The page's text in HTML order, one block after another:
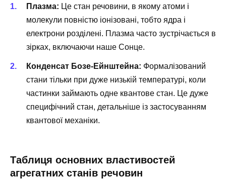
Плазма: Це стан речовини, в якому атоми і
молекули повністю іонізовані, тобто ядра і
електрони розділені. Плазма часто зустрічається в
зірках, включаючи наше Сонце.
Конденсат Бозе-Ейнштейна: Формалізований
стани тільки при дуже низькій температурі, коли
частинки займають одне квантове стан. Це дуже
специфічний стан, детальніше із застосуванням
квантової механіки.
Таблиця основних властивостей
агрегатних станів речовин